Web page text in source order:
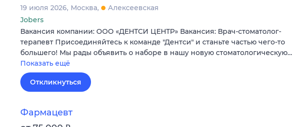
19 июля 2026 Москва
Алексеевская
Jobers
Вакансия компании: ООО «ДЕНТСИ ЦЕНТР» Вакансия: Врач-стоматолог-
терапевт Присоединяйтесь к команде "Дентси" и станьте частью чего-то
большего! Мы рады объявить о наборе в нашу новую стоматологическую…
Показать ещё
Откликнуться
Фармацевт